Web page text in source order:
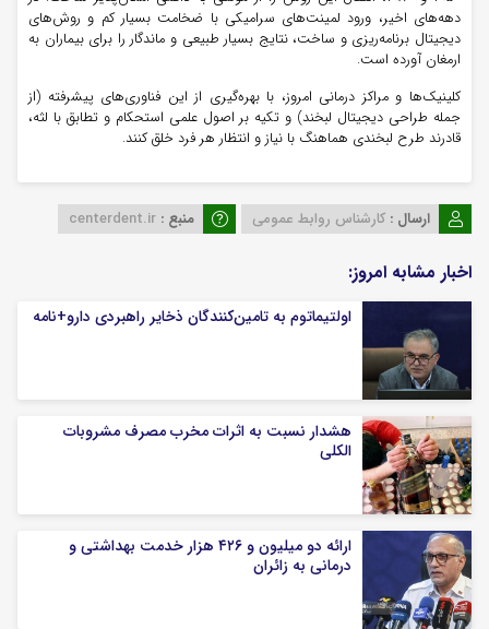
دهه‌های اخیر، ورود لمینت‌های سرامیکی با ضخامت بسیار کم و روش‌های
دیجیتال برنامه‌ریزی و ساخت، نتایج بسیار طبیعی و ماندگار را برای بیماران به
ارمغان آورده است.
کلینیک‌ها و مراکز درمانی امروز، با بهره‌گیری از این فناوری‌های پیشرفته (از
جمله طراحی دیجیتال لبخند) و تکیه بر اصول علمی استحکام و تطابق با لثه،
قادرند طرح لبخندی هماهنگ با نیاز و انتظار هر فرد خلق کنند.
ارسال : کارشناس روابط عمومی منبع : centerdent.ir
اخبار مشابه امروز:
اولتیماتوم به تامین‌کنندگان ذخایر راهبردی دارو+نامه
هشدار نسبت به اثرات مخرب مصرف مشروبات
الکلی
ارائه دو میلیون و ۴۲۶ هزار خدمت بهداشتی و
درمانی به زائران